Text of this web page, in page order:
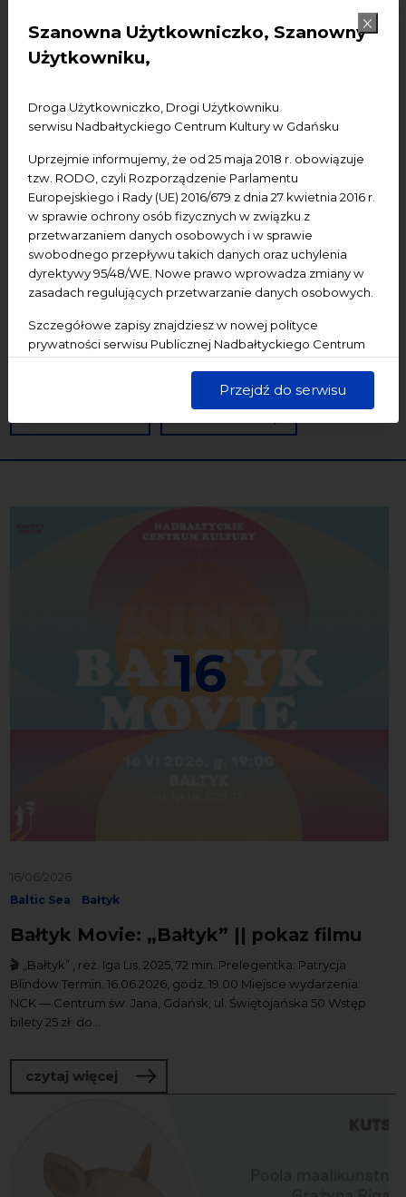
Szanowna Użytkowniczko, Szanowny
Użytkowniku,
Droga Użytkowniczko, Drogi Użytkowniku
serwisu Nadbałtyckiego Centrum Kultury w Gdańsku
Uprzejmie informujemy, że od 25 maja 2018 r. obowiązuje
tzw. RODO, czyli Rozporządzenie Parlamentu
Europejskiego i Rady (UE) 2016/679 z dnia 27 kwietnia 2016 r.
w sprawie ochrony osób fizycznych w związku z
przetwarzaniem danych osobowych i w sprawie
swobodnego przepływu takich danych oraz uchylenia
dyrektywy 95/48/WE. Nowe prawo wprowadza zmiany w
zasadach regulujących przetwarzanie danych osobowych.
Szczegółowe zapisy znajdziesz w nowej polityce
prywatności serwisu Publicznej Nadbałtyckiego Centrum
dane są przetwarzane w sposób bezpieczny, z należytą
starannością i zgodnie z obowiązującymi przepisami.
Przejdź do serwisu
oświadczenie
Podcast
wydarzenie dostępne
Wydarzenie zewnętrzne
Spotkania
Koncerty Wystawy Edukacja Badania
Data początkowa
Data końcowa
Termin:
Następny tydzień Następny miesiąc
16
16/06/2026
Baltic Sea Bałtyk
Bałtyk Movie: „Bałtyk” || pokaz filmu
🎬 „Bałtyk” , reż. Iga Lis, 2025, 72 min. Prelegentka: Patrycja
Blindow Termin: 16.06.2026, godz. 19.00 Miejsce wydarzenia:
NCK — Centrum św. Jana, Gdańsk, ul. Świętojańska 50 Wstęp
bilety 25 zł: do...
czytaj więcej o Bałtyk Movie: „Bałtyk” || pokaz filmu